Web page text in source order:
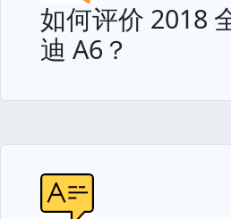
如何评价 2018
迪 A6？